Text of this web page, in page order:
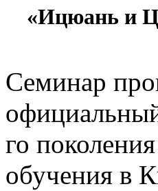
«Ицюань и
Семинар
го
обучения в